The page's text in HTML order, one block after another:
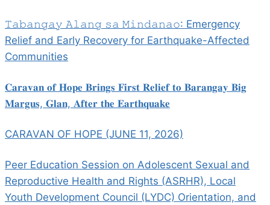
𝚃𝚊𝚋𝚊𝚗𝚐𝚊𝚢 𝙰𝚕𝚊𝚗𝚐 𝚜𝚊 𝙼𝚒𝚗𝚍𝚊𝚗𝚊𝚘: Emergency
Relief and Early Recovery for Earthquake-Affected
Communities
𝐂𝐚𝐫𝐚𝐯𝐚𝐧 𝐨𝐟 𝐇𝐨𝐩𝐞 𝐁𝐫𝐢𝐧𝐠𝐬 𝐅𝐢𝐫𝐬𝐭 𝐑𝐞𝐥𝐢𝐞𝐟 𝐭𝐨 𝐁𝐚𝐫𝐚𝐧𝐠𝐚𝐲 𝐁𝐢𝐠
𝐌𝐚𝐫𝐠𝐮𝐬, 𝐆𝐥𝐚𝐧, 𝐀𝐟𝐭𝐞𝐫 𝐭𝐡𝐞 𝐄𝐚𝐫𝐭𝐡𝐪𝐮𝐚𝐤𝐞
CARAVAN OF HOPE (JUNE 11, 2026)
Peer Education Session on Adolescent Sexual and
Reproductive Health and Rights (ASRHR), Local
Youth Development Council (LYDC) Orientation, and